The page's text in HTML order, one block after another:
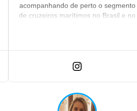
acompanhando de perto o segmento
de cruzeiros marítimos no Brasil e no